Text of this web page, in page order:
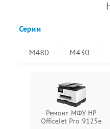
Серии
M480 M430
Ремонт МФУ HP
OfficeJet Pro 9125e